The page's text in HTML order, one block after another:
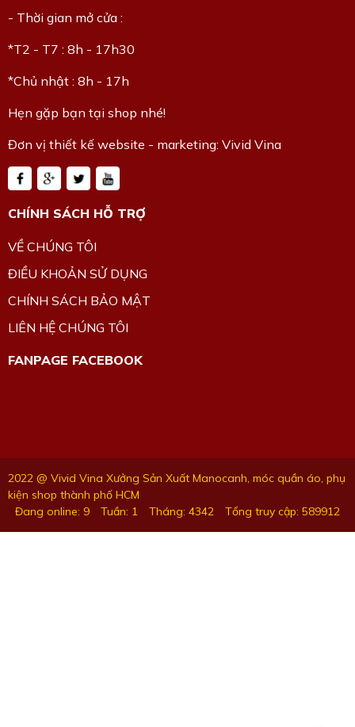
- Thời gian mở cửa :
*T2 - T7 : 8h - 17h30
*Chủ nhật : 8h - 17h
Hẹn gặp bạn tại shop nhé!
Đơn vị thiết kế website - marketing: Vivid Vina
CHÍNH SÁCH HỖ TRỢ
VỀ CHÚNG TÔI
ĐIỀU KHOẢN SỬ DỤNG
CHÍNH SÁCH BẢO MẬT
LIÊN HỆ CHÚNG TÔI
FANPAGE FACEBOOK
2022 @ Vivid Vina Xưởng Sản Xuất Manocanh, móc quần áo, phụ
kiện shop thành phố HCM
Đang online: 9
Tuần: 1 Tháng: 4342 Tổng truy cập: 589912